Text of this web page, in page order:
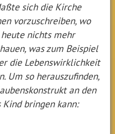
sich die Kirche
vorzuschreiben, wo
nichts mehr
was zum Beispiel
die Lebenswirklichkeit
Um so herauszufinden,
an den
Kind bringen kann: